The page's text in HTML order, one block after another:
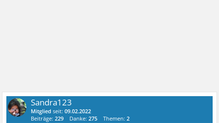
Sandra123
Mitglied seit:09.02.2022
Beiträge:229 Danke:275 Themen:2